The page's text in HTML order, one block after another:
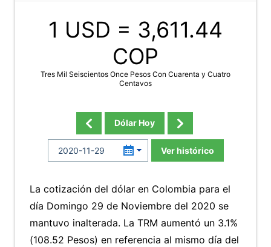
1 USD = 3,611.44
COP
Tres Mil Seiscientos Once Pesos Con Cuarenta y Cuatro
Centavos
Dólar Hoy
Ver histórico
La cotización del dólar en Colombia para el
día Domingo 29 de Noviembre del 2020 se
mantuvo inalterada. La TRM aumentó un 3.1%
(108.52 Pesos) en referencia al mismo día del